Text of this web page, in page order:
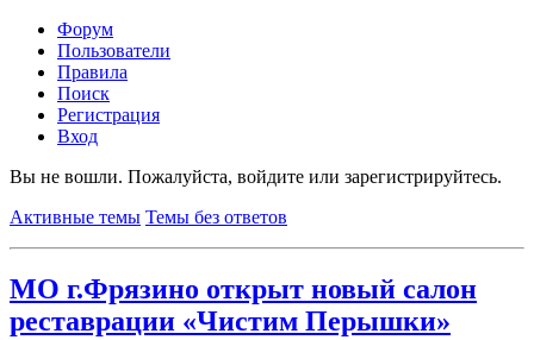
Форум
Пользователи
Правила
Поиск
Регистрация
Вход
Вы не вошли. Пожалуйста, войдите или зарегистрируйтесь.
Активные темы Темы без ответов
МО г.Фрязино открыт новый салон
реставрации «Чистим Перышки»